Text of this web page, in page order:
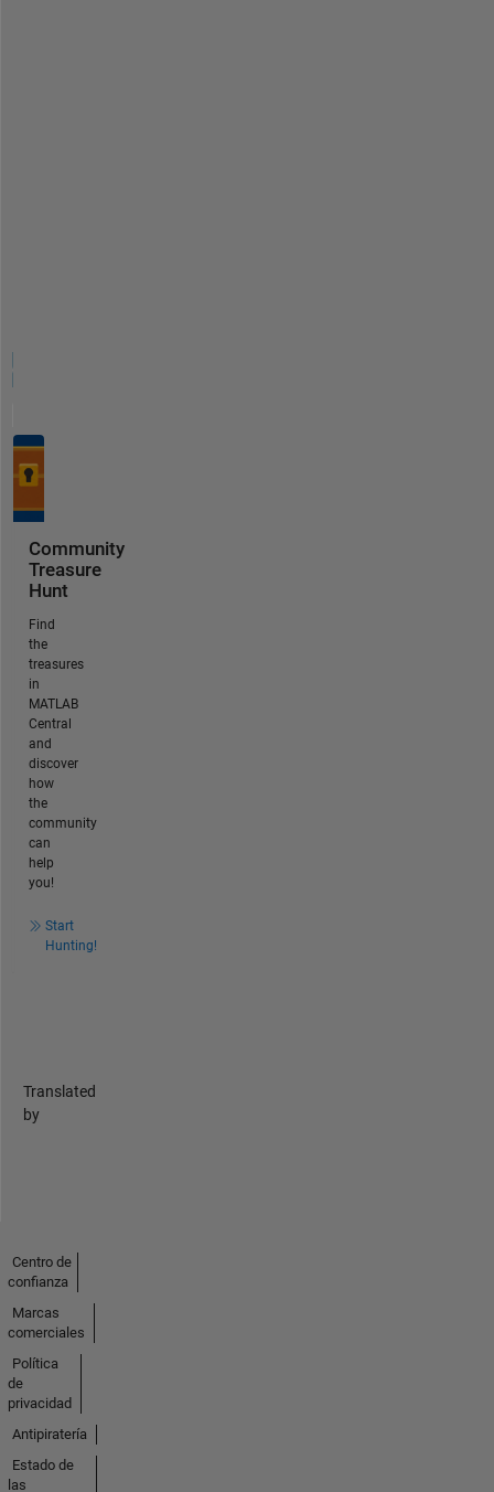
Community
Treasure
Hunt
Find
the
treasures
in
MATLAB
Central
and
discover
how
the
community
can
help
you!
Start
Hunting!
Translated
by
Centro de
confianza
Marcas
comerciales
Política
de
privacidad
Antipiratería
Estado de
las